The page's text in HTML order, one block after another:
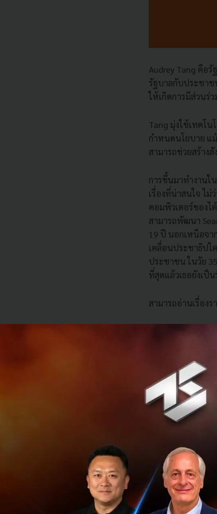
Audrey Tang คือ
รัฐบาลกับประชาช
ให้เกิดการมีส่วนร่
Tang มุ่งใช้เทคโ
กำหนดนโยบาย แ
สามารถช่วยสร้าง
การขึ้นมาทำงานใ
เรื่องที่น่าสนใจ ไม่
คอมพิวเตอร์ของไ
สามารถพัฒนา
19 ปี นอกเหนือจา
เคลื่อนประชาธิปไ
ประชาชน ในวัย
ที่สุดแล้วเธอยังเป็
สามารถอ่านเรื่องร
ตลอดเวลาการท
ส่วนร่วมของภาค
กระเพื่อมที่เป็นคุ
Techsauce ได้รับ
มุมมองความสัมพั
ศึกษา โดยเฉพา